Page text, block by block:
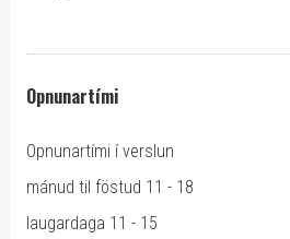
Opnunartími
Opnunartími í verslun
mánud til föstud 11 - 18
laugardaga 11 - 15